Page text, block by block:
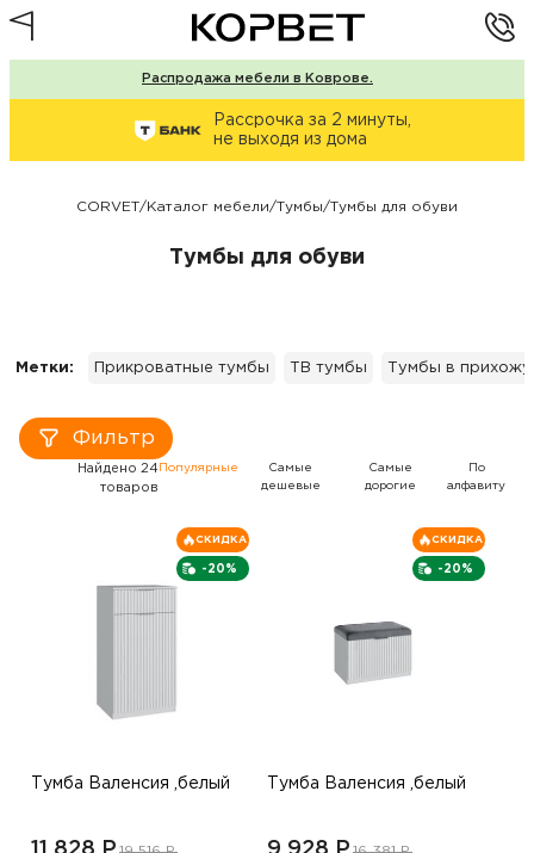
Распродажа мебели в Коврове.
Рассрочка за 2 минуты,
не выходя из дома
CORVET/Каталог мебели/Тумбы/Тумбы для обуви
Тумбы для обуви
Метки: Прикроватные тумбы ТВ тумбы Тумбы в
Фильтр
Найдено 24
товаров
Популярные
Самые
дешевые
Самые
дорогие
По
алфавиту
-20%
СКИДКА
Тумба Валенсия ,белый
-20%
СКИДКА
Тумба Валенсия ,белый